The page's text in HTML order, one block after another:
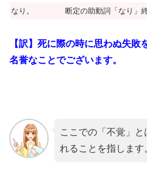
なり。
断定の助動詞「なり」
【訳】死に際の時に思わぬ失
名誉なことでございます。
ここでの「不覚」
れることを指します